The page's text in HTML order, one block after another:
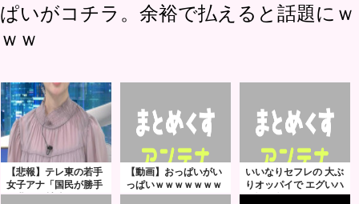
ぱいがコチラ。余裕で払えると話題にｗ
ｗｗ
【悲報】テレ東の若手
女子アナ「国民が勝手
に我々取材陣にカメラ
【動画】おっぱいがい
っぱいｗｗｗｗｗｗｗ
ｗｗｗｗｗｗｗｗｗｗ
いいなりセフレの 大ぶ
りオッパイで エグいハ
メ撮り 撮りました！